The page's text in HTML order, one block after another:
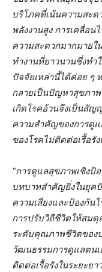
บริโภคที่เน้นความสะด
พลังงานสูง การเคลื่อน
ความสะดวกมากมายใ
ทำงานที่ยาวนานซึ่งทำ
ปัจจัยเหล่านี้ได้ค่อย ๆ
กลายเป็นปัญหาสุขภาพ
เกิดโรคอ้วนจึงเป็นสั
ความสำคัญของการดู
ของโรคไม่ติดต่อเรื้อรั
“การดูแลสุขภาพเชิงป้
บทบาทสำคัญยิ่งในยุคปั
ความเสี่ยงและป้องกั
การปรับวิถีชีวิตให้สมดุ
ระดับคุณภาพชีวิตของ
วัฒนธรรมการดูแลตนเ
ติดต่อเรื้อรังในระยะย